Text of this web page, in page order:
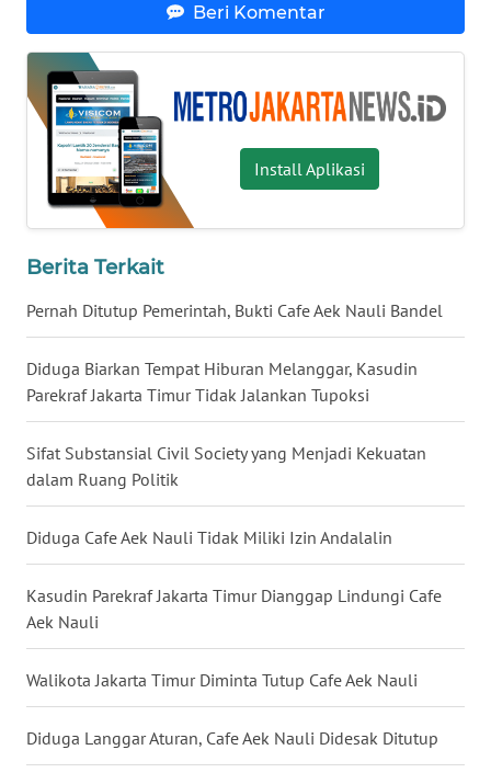
Beri Komentar
Install Aplikasi
Berita Terkait
Pernah Ditutup Pemerintah, Bukti Cafe Aek Nauli Bandel
Diduga Biarkan Tempat Hiburan Melanggar, Kasudin
Parekraf Jakarta Timur Tidak Jalankan Tupoksi
Sifat Substansial Civil Society yang Menjadi Kekuatan
dalam Ruang Politik
Diduga Cafe Aek Nauli Tidak Miliki Izin Andalalin
Kasudin Parekraf Jakarta Timur Dianggap Lindungi Cafe
Aek Nauli
Walikota Jakarta Timur Diminta Tutup Cafe Aek Nauli
Diduga Langgar Aturan, Cafe Aek Nauli Didesak Ditutup
WN
KALTARA
WN
KALSEL
WN
SULSEL
WN
GORONTALO
WN
SULUT
WN
MALUKU
WN
MALUT
WN